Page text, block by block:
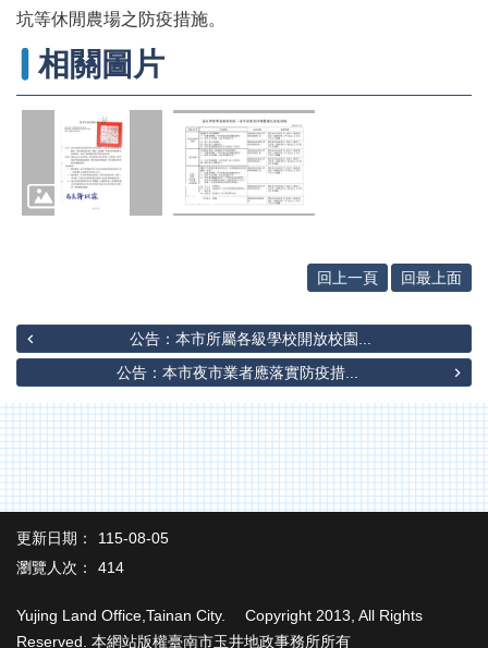
關
簡
介
線
與
查
服
務
民
意
交
流
下
載
專
區
題
坑等休閒農場之防疫措施。
相關圖片
回上一頁 回最上面
公告：本市所屬各級學校開放校園...
公告：本市夜市業者應落實防疫措...
更新日期：
115-08-05
瀏覽人次：
414
Yujing Land Office,Tainan City. Copyright 2013, All Rights
Reserved. 本網站版權臺南市玉井地政事務所所有